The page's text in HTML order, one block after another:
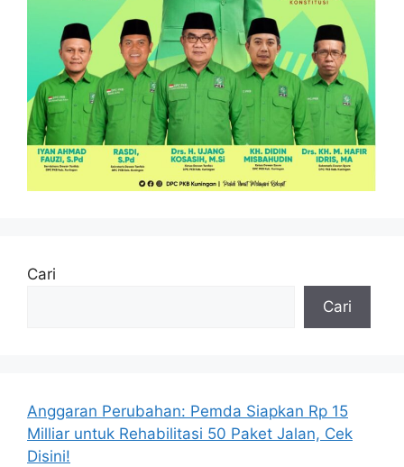
Cari
Cari
Anggaran Perubahan: Pemda Siapkan Rp 15
Milliar untuk Rehabilitasi 50 Paket Jalan, Cek
Disini!